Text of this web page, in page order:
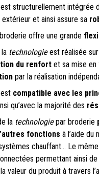
structurellement intégrée
extérieur et ainsi assure sa
offre une grande
technologieest réalisée
du renfort et sa mise
par la réalisation
compatible avec les
qu’avec la majorité des
la technologiepar broderie
fonctions à l’aide
chauffant… Le
permettant ainsi
valeur du produit à travers